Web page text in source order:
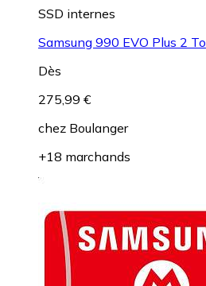
SSD internes
Samsung 990 EVO Plus 2 To
Dès
275,99 €
chez Boulanger
+18 marchands